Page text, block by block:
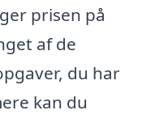
prisen på
af de
du har
kan du